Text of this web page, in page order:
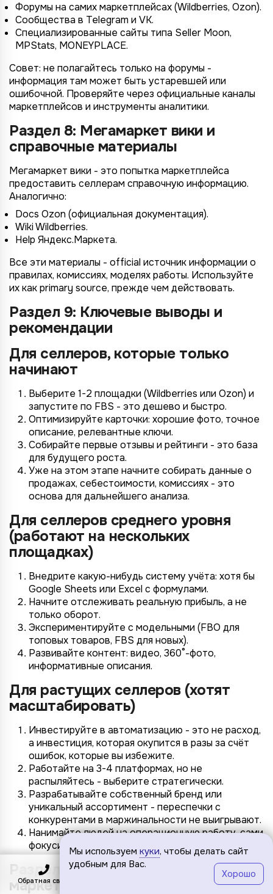
Обратная связь Меню
Форумы на самих маркетплейсах (Wildberries, Ozon).
Сообщества в Telegram и VK.
Специализированные сайты типа Seller Moon,
MPStats, MONEYPLACE.
Совет: не полагайтесь только на форумы -
информация там может быть устаревшей или
ошибочной. Проверяйте через официальные каналы
маркетплейсов и инструменты аналитики.
Раздел 8: Мегамаркет вики и
справочные материалы
Мегамаркет вики - это попытка маркетплейса
предоставить селлерам справочную информацию.
Аналогично:
Docs Ozon (официальная документация).
Wiki Wildberries.
Help Яндекс.Маркета.
Все эти материалы - official источник информации о
правилах, комиссиях, моделях работы. Используйте
их как primary source, прежде чем действовать.
Раздел 9: Ключевые выводы и
рекомендации
Для селлеров, которые только
начинают
Выберите 1-2 площадки (Wildberries или Ozon) и
запустите по FBS - это дешево и быстро.
Оптимизируйте карточки: хорошие фото, точное
описание, релевантные ключи.
Собирайте первые отзывы и рейтинги - это база
для будущего роста.
Уже на этом этапе начните собирать данные о
продажах, себестоимости, комиссиях - это
основа для дальнейшего анализа.
Для селлеров среднего уровня
(работают на нескольких
площадках)
Внедрите какую-нибудь систему учёта: хотя бы
Google Sheets или Excel с формулами.
Начните отслеживать реальную прибыль, а не
только оборот.
Экспериментируйте с модельными (FBO для
топовых товаров, FBS для новых).
Развивайте контент: видео, 360°-фото,
информативные описания.
Для растущих селлеров (хотят
масштабировать)
Инвестируйте в автоматизацию - это не расход,
а инвестиция, которая окупится в разы за счёт
ошибок, которые вы избежите.
Работайте на 3-4 платформах, но не
распыляйтесь - выберите стратегически.
Разрабатывайте собственный бренд или
уникальный ассортимент - переспечки с
конкурентами в маржинальности не выигрывают.
Нанимайте людей на операционную работу, сами
фокусируйтесь на стратегии.
Раздел 10: Заключение и что ждёт
маркетплейсы дальше
Мы используем куки, чтобы делать сайт
удобным для Вас.
Хорошо